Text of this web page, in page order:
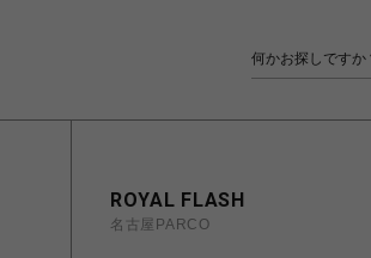
ROYAL FLASH
名古屋PARCO